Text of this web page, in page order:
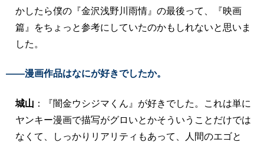
かしたら僕の『金沢浅野川雨情』の最後って、『映画
篇』をちょっと参考にしていたのかもしれないと思いま
した。
――漫画作品はなにが好きでしたか。
城山 ：『闇金ウシジマくん』が好きでした。これは単に
ヤンキー漫画で描写がグロいとかそういうことだけでは
なくて、しっかりリアリティもあって、人間のエゴと